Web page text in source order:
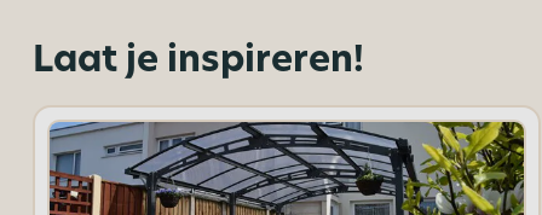
Laat je inspireren!